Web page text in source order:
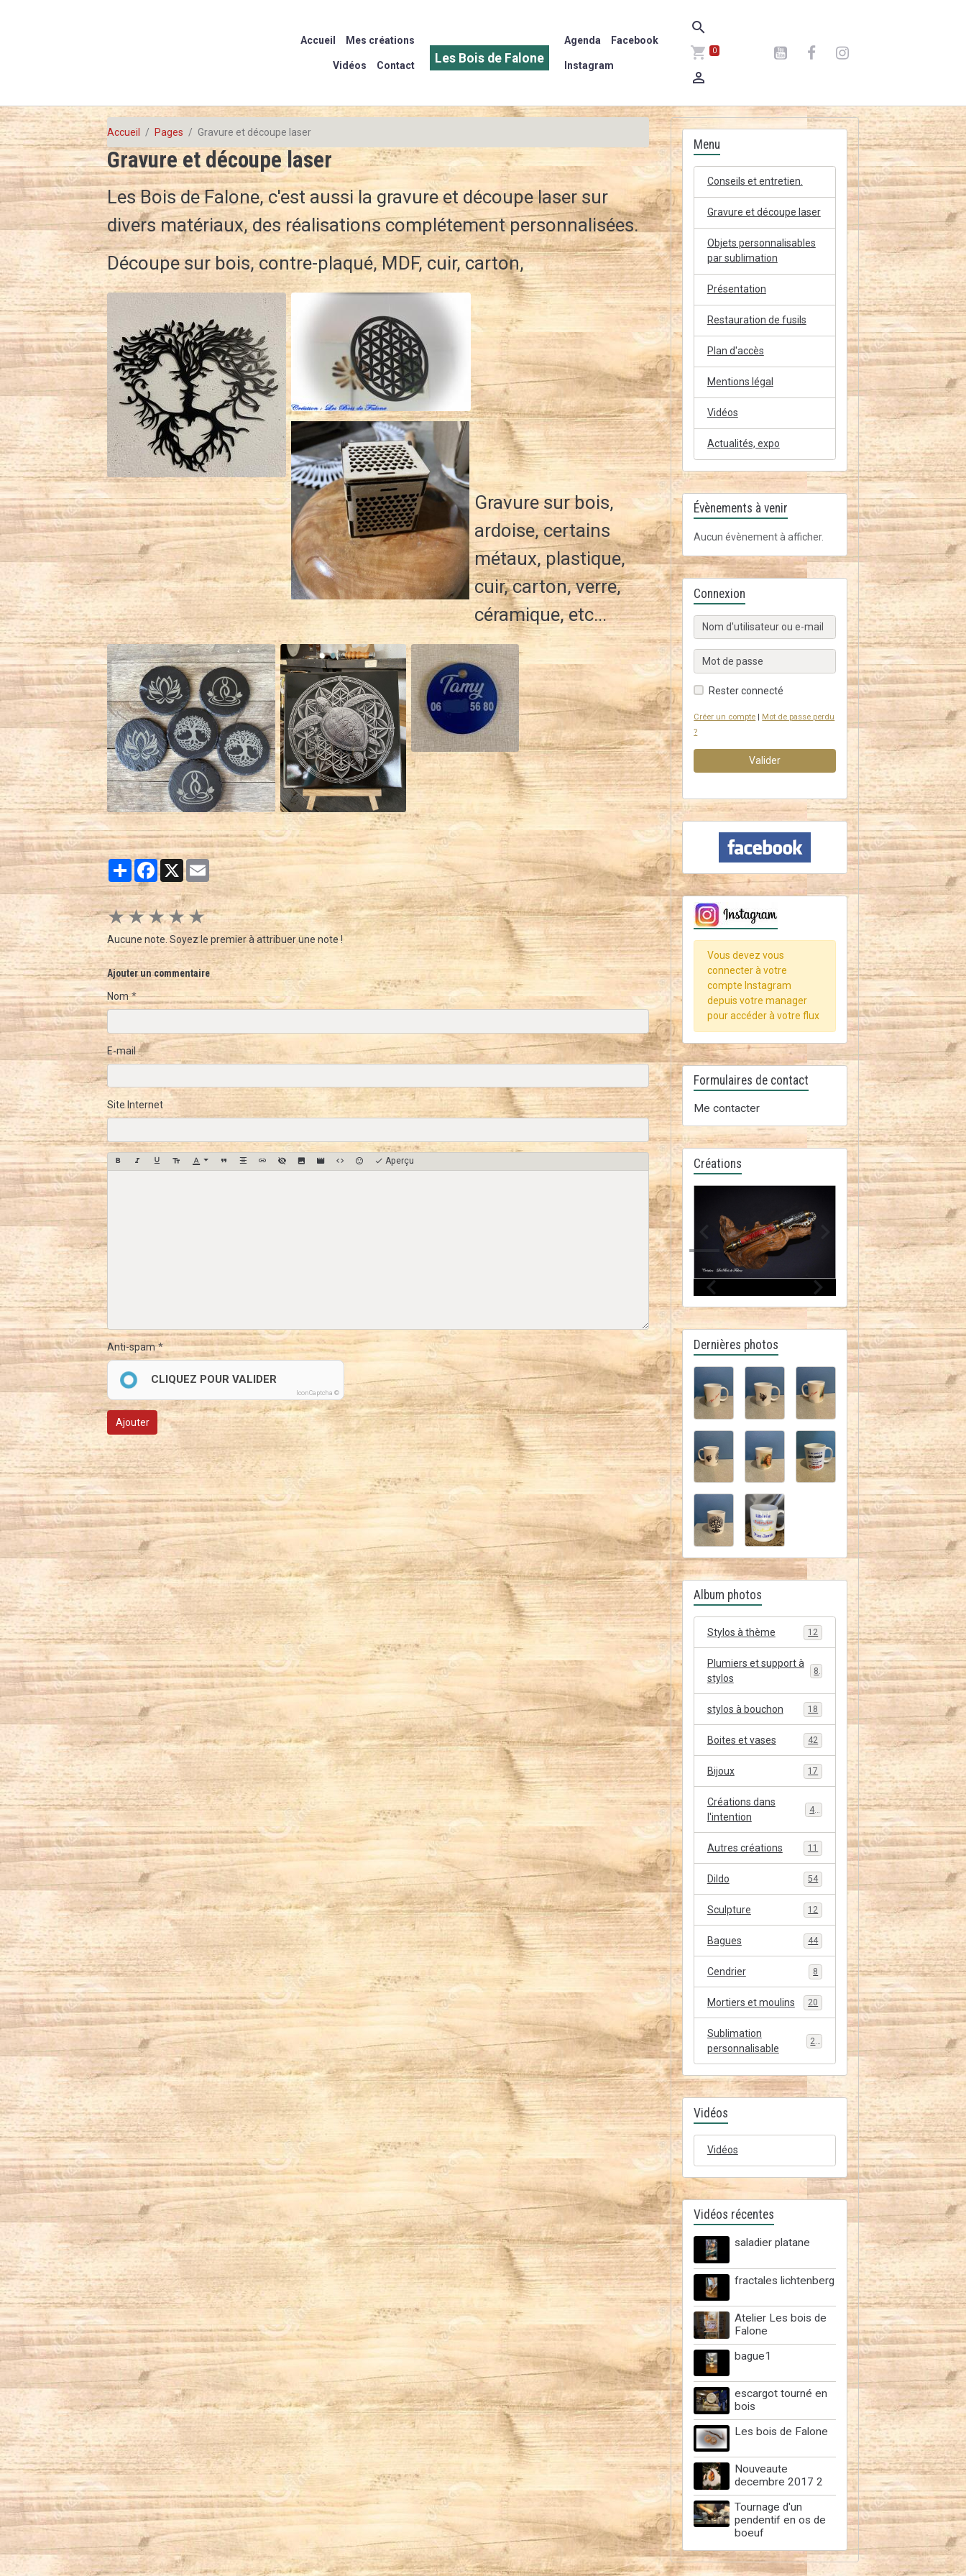
Accueil Mes créations
Vidéos Contact Les Bois de Falone
Agenda Facebook
Instagram
0
Accueil Pages Gravure et découpe laser
Gravure et découpe laser
Les Bois de Falone, c'est aussi la gravure et découpe laser sur
divers matériaux, des réalisations complétement personnalisées.
Découpe sur bois, contre-plaqué, MDF, cuir, carton,
Gravure sur bois,
ardoise, certains
métaux, plastique,
cuir, carton, verre,
céramique, etc...
PartagerFacebook
X Email
★★★★★
Aucune note. Soyez le premier à attribuer une note !
Ajouter un commentaire
Nom
E-mail
Site Internet
Aperçu
Anti-spam
CLIQUEZ POUR VALIDER
IconCaptcha ©
Ajouter
Menu
Conseils et entretien.
Gravure et découpe laser
Objets personnalisables
par sublimation
Présentation
Restauration de fusils
Plan d'accès
Mentions légal
Vidéos
Actualités, expo
Évènements à venir
Aucun évènement à afficher.
Connexion
Rester connecté
Créer un compte | Mot de passe perdu
?
Valider
Vous devez vous
connecter à votre
compte Instagram
depuis votre manager
pour accéder à votre flux
Formulaires de contact
Me contacter
Créations
Dernières photos
Album photos
Stylos à thème 12
Plumiers et support à
stylos
8
stylos à bouchon 18
Boites et vases 42
Bijoux 17
Créations dans
l'intention
48
Autres créations 11
Dildo 54
Sculpture 12
Bagues 44
Cendrier 8
Mortiers et moulins 20
Sublimation
personnalisable
20
Vidéos
Vidéos
Vidéos récentes
saladier platane
fractales lichtenberg
Atelier Les bois de
Falone
bague1
escargot tourné en
bois
Les bois de Falone
Nouveaute
decembre 2017 2
Tournage d'un
pendentif en os de
boeuf